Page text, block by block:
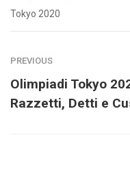
Tokyo 2020
PREVIOUS
Olimpiadi Tokyo
Razzetti, Detti e